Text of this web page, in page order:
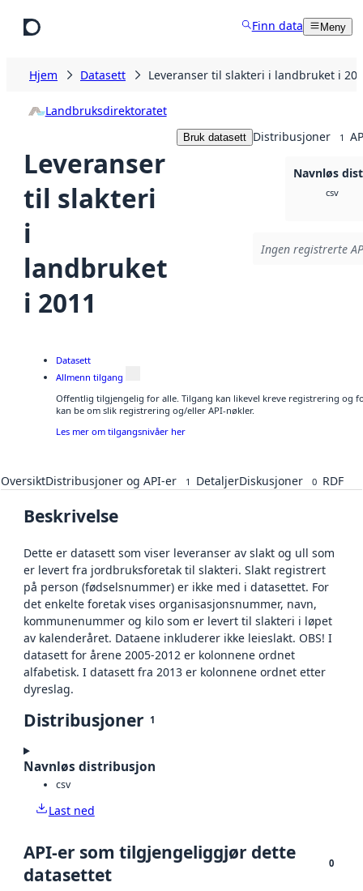
Finn data Meny
Hjem Datasett Leveranser til slakteri i landbruket i
Landbruksdirektoratet
Leveranser
til slakteri
i
landbruket
i 2011
Bruk datasett Distribusjoner 1
Navnløs
csv
Ingen registrerte
Datasett
Allmenn tilgang
Offentlig tilgjengelig for alle. Tilgang kan likevel kreve registrering og
kan be om slik registrering og/eller API-nøkler.
Les mer om tilgangsnivåer her
OversiktDistribusjoner og API-er 1 DetaljerDiskusjoner 0 RDF
Beskrivelse
Dette er datasett som viser leveranser av slakt og ull som
er levert fra jordbruksforetak til slakteri. Slakt registrert
på person (fødselsnummer) er ikke med i datasettet. For
det enkelte foretak vises organisasjonsnummer, navn,
kommunenummer og kilo som er levert til slakteri i løpet
av kalenderåret. Dataene inkluderer ikke leieslakt. OBS! I
datasett for årene 2005-2012 er kolonnene ordnet
alfabetisk. I datasett fra 2013 er kolonnene ordnet etter
dyreslag.
Distribusjoner 1
Navnløs distribusjon
csv
Last ned
API-er som tilgjengeliggjør dette
datasettet
0